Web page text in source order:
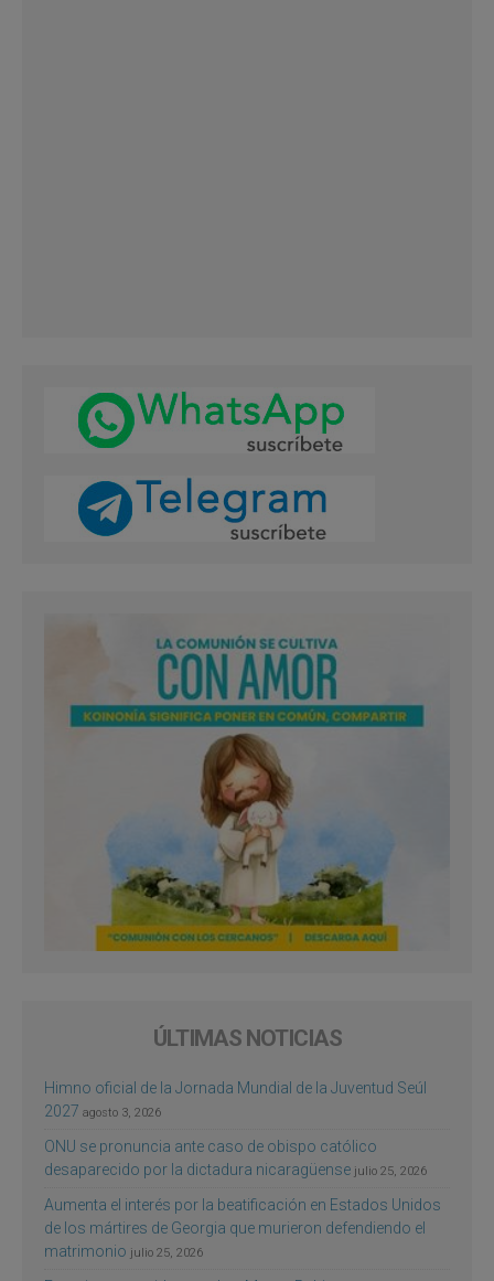
ÚLTIMAS NOTICIAS
Himno oficial de la Jornada Mundial de la Juventud Seúl
2027 agosto 3, 2026
ONU se pronuncia ante caso de obispo católico
desaparecido por la dictadura nicaragüense julio 25, 2026
Aumenta el interés por la beatificación en Estados Unidos
de los mártires de Georgia que murieron defendiendo el
matrimonio julio 25, 2026